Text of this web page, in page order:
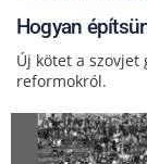
Hogyan
Új kötet a
reformokról.